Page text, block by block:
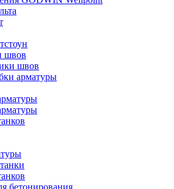
швов
швов
арматуры
бетонирования